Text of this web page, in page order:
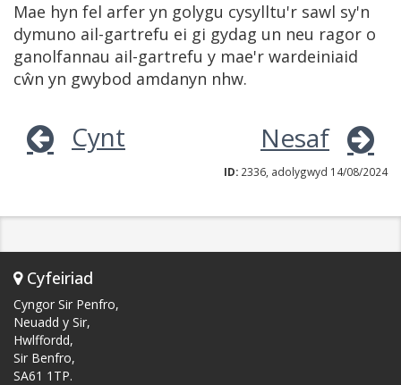
Mae hyn fel arfer yn golygu cysylltu'r sawl sy'n
dymuno ail-gartrefu ei gi gydag un neu ragor o
ganolfannau ail-gartrefu y mae'r wardeiniaid
cŵn yn gwybod amdanyn nhw.
Cynt Nesaf
ID: 2336, adolygwyd 14/08/2024
Cyfeiriad
Cyngor Sir Penfro,
Neuadd y Sir,
Hwlffordd,
Sir Benfro,
SA61 1TP.